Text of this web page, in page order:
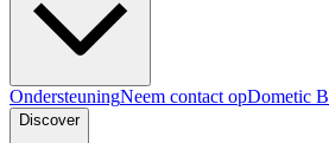
OndersteuningNeem contact opDometic
Discover